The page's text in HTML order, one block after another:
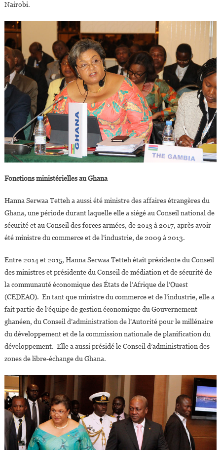
Nairobi.
Fonctions ministérielles au Ghana
Hanna Serwaa Tetteh a aussi été ministre des affaires étrangères du
Ghana, une période durant laquelle elle a siégé au Conseil national de
sécurité et au Conseil des forces armées, de 2013 à 2017, après avoir
été ministre du commerce et de l’industrie, de 2009 à 2013.
Entre 2014 et 2015, Hanna Serwaa Tetteh était présidente du Conseil
des ministres et présidente du Conseil de médiation et de sécurité de
la communauté économique des États de l’Afrique de l’Ouest
(CEDEAO). En tant que ministre du commerce et de l’industrie, elle a
fait partie de l’équipe de gestion économique du Gouvernement
ghanéen, du Conseil d’administration de l’Autorité pour le millénaire
du développement et de la commission nationale de planification du
développement. Elle a aussi présidé le Conseil d’administration des
zones de libre-échange du Ghana.